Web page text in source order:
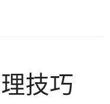
技巧